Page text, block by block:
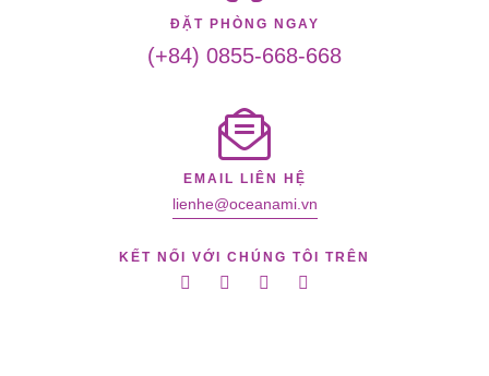
ĐẶT PHÒNG NGAY
(+84) 0855-668-668
EMAIL LIÊN HỆ
lienhe@oceanami.vn
KẾT NỐI VỚI CHÚNG TÔI TRÊN